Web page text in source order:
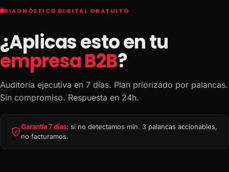
DIAGNÓSTICO DIGITAL GRATUITO
¿Aplicas esto en tu
empresa B2B?
Auditoría ejecutiva en 7 días. Plan priorizado por palancas.
Sin compromiso. Respuesta en 24h.
Garantía 7 días: si no detectamos mín. 3 palancas accionables,
no facturamos.